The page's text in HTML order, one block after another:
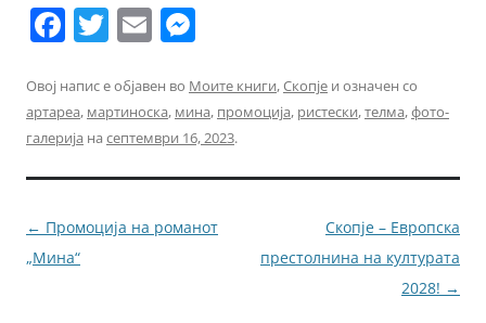
F
c
e
o
k
T
itt
er
E
ai
l
ss
e
er
Овој напис е објавен во Моите книги,Скопје и означен со
артареа, мартиноска, мина, промоција, ристески,телма,фото-
галерија на септември 16, 2023.
Навигација
за
← Промоција на романот
„Мина“
Скопје – Европска
престолнина на културата
2028! →